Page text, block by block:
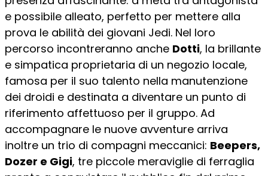
e possibile alleato, perfetto per mettere alla
prova le abilità dei giovani Jedi. Nel loro
percorso incontreranno anche Dotti, la brillante
e simpatica proprietaria di un negozio locale,
famosa per il suo talento nella manutenzione
dei droidi e destinata a diventare un punto di
riferimento affettuoso per il gruppo. Ad
accompagnare le nuove avventure arriva
inoltre un trio di compagni meccanici: Beepers,
Dozer e Gigi, tre piccole meraviglie di ferraglia